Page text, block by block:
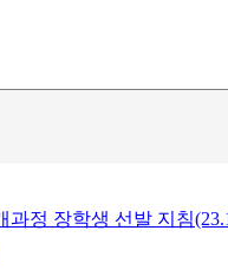
과정 장학생 선발 지침